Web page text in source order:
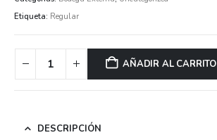
Etiqueta: Regular
AÑADIR AL CARRITO
DESCRIPCIÓN